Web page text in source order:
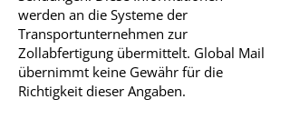
werden an die Systeme der
Transportunternehmen zur
Zollabfertigung übermittelt. Global Mail
übernimmt keine Gewähr für die
Richtigkeit dieser Angaben.